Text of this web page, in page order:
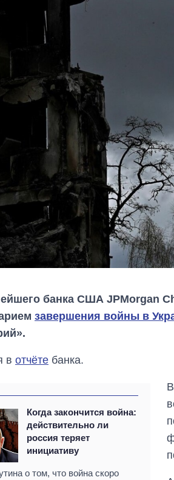
банка США JPMorgan
завершения войны в
в отчёте банка.
Когда закончится война:
действительно ли
россия теряет
инициативу
о том, что война скоро